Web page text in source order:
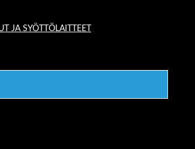
JA SYÖTTÖLAITTEET